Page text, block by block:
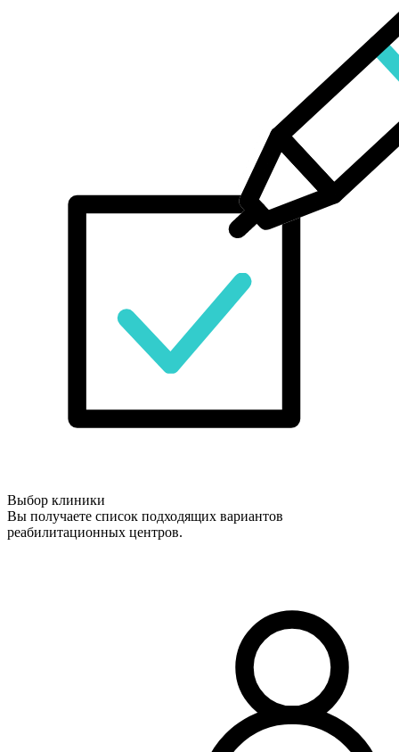
Выбор клиники
Вы получаете список подходящих вариантов
реабилитационных центров.